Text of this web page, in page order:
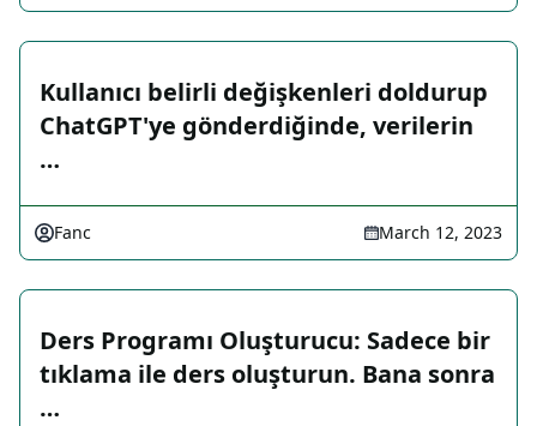
Kullanıcı belirli değişkenleri doldurup
ChatGPT'ye gönderdiğinde, verilerin
…
Fanc March 12, 2023
Ders Programı Oluşturucu: Sadece bir
tıklama ile ders oluşturun. Bana sonra
…